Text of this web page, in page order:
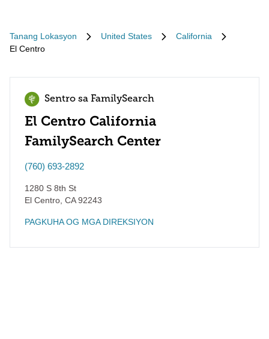
Tanang Lokasyon United States
California
El Centro
Sentro sa FamilySearch
El Centro California
FamilySearch Center
(760) 693-2892
1280 S 8th St
El Centro CA92243
PAGKUHA OG MGA DIREKSIYON